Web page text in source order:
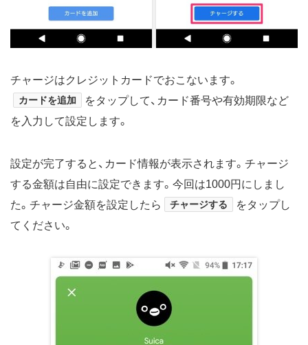
チャージはクレジットカードでおこないます。
カードを追加
をタップして、カード番号や有効期限など
を入力して設定します。
設定が完了すると、カード情報が表示されます。チャージ
する金額は自由に設定できます。今回は1000円にしまし
た。チャージ金額を設定したら
チャージする
をタップし
てください。